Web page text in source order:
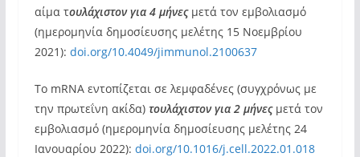
αίμα τουλάχιστον για 4 μήνεςμετά τον εμβολιασμό
(ημερομηνία δημοσίευσης μελέτης 15 Νοεμβρίου
2021): doi.org/10.4049/jimmunol.2100637
Το mRNA εντοπίζεται σε λεμφαδένες (συγχρόνως με
την πρωτεΐνη ακίδα) τουλάχιστον για 2 μήνεςμετά τον
εμβολιασμό (ημερομηνία δημοσίευσης μελέτης 24
Ιανουαρίου 2022): doi.org/10.1016/j.cell.2022.01.018